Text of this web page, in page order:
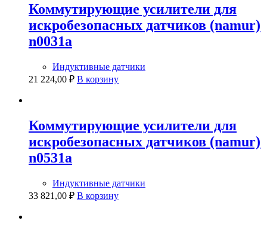
Коммутирующие усилители для
искробезопасных датчиков (namur)
n0031a
Индуктивные датчики
21 224,00 ₽ В корзину
Коммутирующие усилители для
искробезопасных датчиков (namur)
n0531a
Индуктивные датчики
33 821,00 ₽ В корзину